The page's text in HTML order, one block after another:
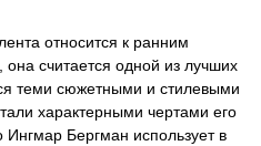
относится к ранним
считается одной из лучших
теми сюжетными и стилевыми
характерными чертами его
Ингмар Бергман использует в